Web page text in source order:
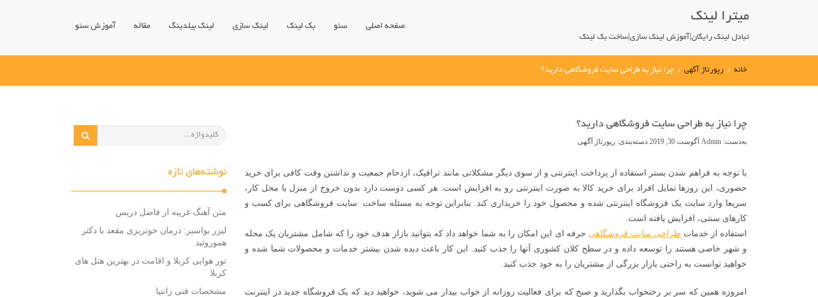
میترا لینک
تبادل لینک رایگان|آموزش لینک سازی|ساخت بک لینک
صفحه اصلی سئو بک لینک لینک سازی لینک بیلدینگ مقاله آموزش سئو
خانه / رپورتاژ آگهی / چرا نیاز به طراحی سایت فروشگاهی دارید؟
چرا نیاز به طراحی سایت فروشگاهی دارید؟
به‌دست: آگوست 30, 2019 دسته‌بندی: رپورتاژ آگهی
با توجه به فراهم شدن بستر استفاده از پرداخت اینترنتی و از سوی دیگر مشکلاتی مانند ترافیک، ازدحام جمعیت و نداشتن وقت کافی برای خرید
حضوری، این روزها تمایل افراد برای خرید کالا به صورت اینترنتی رو به افزایش است. هر کسی دوست دارد بدون خروج از منزل یا محل کار،
سریعا وارد سایت یک فروشگاه اینترنتی شده و محصول خود را خریداری کند. بنابراین توجه به مسئله ساخت سایت فروشگاهی برای کسب و
کارهای سنتی، افزایش یافته است.
استفاده از خدمات طراحی سایت فروشگاهی حرفه ای این امکان را به شما خواهد داد که بتوانید بازار هدف خود را که شامل مشتریان یک محله
و شهر خاصی هستند را توسعه داده و در سطح کلان کشوری آنها را جذب کنید. این کار باعث دیده شدن بیشتر خدمات و محصولات شما شده و
خواهید توانست به راحتی بازار بزرگی از مشتریان را به خود جذب کنید.
امروزه همین که سر بر رختخواب بگذارید و صبح که برای فعالیت روزانه از خواب بیدار می شوید، خواهید دید که یک فروشگاه جدید در اینترنت
نوشته‌های تازه
متن آهنگ غریبه از فاضل دریس
لیزر بواسیر: درمان خونریزی مقعد با دکتر
هموروئید
تور هوایی کربلا و اقامت در بهترین هتل های
کربلا
مشخصات فنی زانتیا